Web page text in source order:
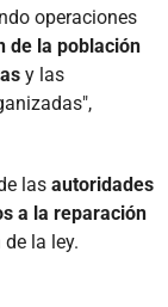
operaciones
de la población
y las
las autoridades
a la reparación
la ley.